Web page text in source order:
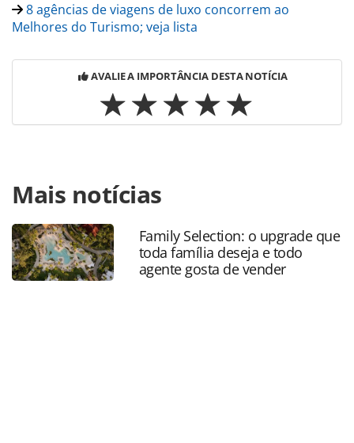
8 agências de viagens de luxo concorrem ao
Melhores do Turismo; veja lista
AVALIE A IMPORTÂNCIA DESTA NOTÍCIA
https://www.panrotas.com.br/gente/movimentacao/2024/
british-ze-coimbra-e-contratado-como-diretor-comercial-
do-grupo-stabia_204751.html ou as ferramentas oferecidas
na página. Todo o conteúdo produzido pela PANROTAS
Editora é protegido pela legislação brasileira sobre direito
autoral. Não reproduza o conteúdo sem autorização da
Mais notícias
Family Selection: o upgrade que
toda família deseja e todo
agente gosta de vender